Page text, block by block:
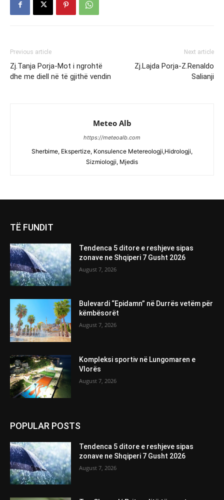
Previous article
Zj.Tanja Porja-Mot i ngrohtë
dhe me diell në të gjithë vendin
Next article
Zj.Lajda Porja-Z.Renaldo
Salianji
Meteo Alb
https://meteoalb.com
Sherbime, Ekspertize, Konsulence Metereologji,Hidrologji,
Sizmiologji, Mjedis
TË FUNDIT
Tendenca 5 ditore e reshjeve sipas
zonave ne Shqiperi 7 Gusht 2026
August 7, 2026
Bulevardi “Epidamn” në Durrës vetëm për
këmbësorët
August 7, 2026
Kompleksi sportiv në Lungomaren e
Vlorës
August 7, 2026
POPULAR POSTS
Tendenca 5 ditore e reshjeve sipas
zonave ne Shqiperi 7 Gusht 2026
August 7, 2026